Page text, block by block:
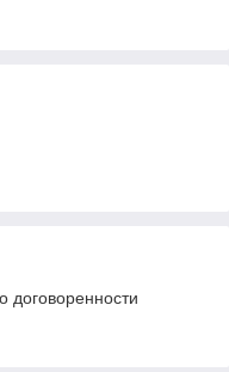
договоренности